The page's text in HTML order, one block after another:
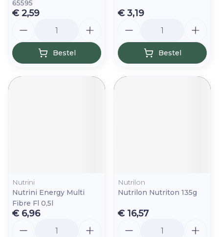
65595
€ 2,59
Bestel
€ 3,19
Bestel
Nutrini
Nutrini Energy Multi
Fibre Fl 0,5l
€ 6,96
Nutrilon
Nutrilon Nutriton 135g
€ 16,57